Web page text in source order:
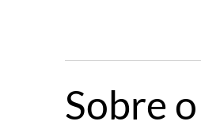
Sobre